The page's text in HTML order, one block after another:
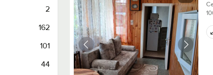
2
162
101
44